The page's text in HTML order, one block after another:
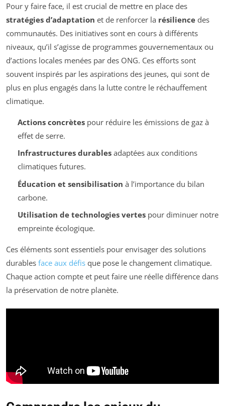
Pour y faire face, il est crucial de mettre en place des
stratégies d’adaptation et de renforcer la résilience des
communautés. Des initiatives sont en cours à différents
niveaux, qu’il s’agisse de programmes gouvernementaux ou
d’actions locales menées par des ONG. Ces efforts sont
souvent inspirés par les aspirations des jeunes, qui sont de
plus en plus engagés dans la lutte contre le réchauffement
climatique.
Actions concrètespour réduire les émissions de gaz à
effet de serre.
Infrastructures durablesadaptées aux conditions
climatiques futures.
Éducation et sensibilisation à l’importance du bilan
carbone.
Utilisation de technologies vertespour diminuer notre
empreinte écologique.
Ces éléments sont essentiels pour envisager des solutions
durables face aux défis que pose le changement climatique.
Chaque action compte et peut faire une réelle différence dans
la préservation de notre planète.